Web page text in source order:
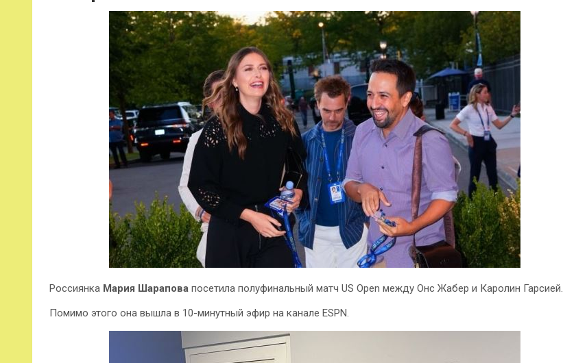
Россиянка Мария Шарапова посетила полуфинальный матч US Open между Онс Жабер и Каролин Гарсией.
Помимо этого она вышла в 10-минутный эфир на канале ESPN.